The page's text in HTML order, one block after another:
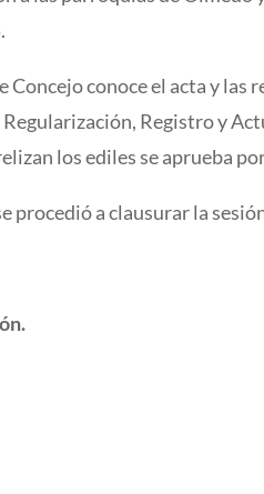
Concejo conoce el acta y
Registro y
los ediles se aprueba
procedió a clausurar la